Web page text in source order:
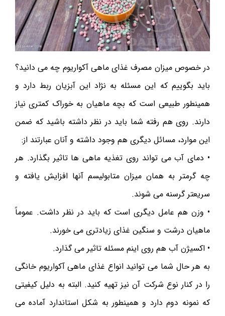
در خصوص میزان مصرف غذای ماهی آکواریوم چه می دانید؟
باید بگوییم که این مسئله به نژاد این آبزیان ربط دارد و
همینطور طبیعی است که بچه ماهیان‌ به خوراک کمتری نیاز
دارند. روی هم رفته شما باید در نظر داشته باشید که ضمن
این موارد، مسائل دیگری هم وجود داشته و آنان عبارتند از:
• دمای آب می تواند روی تغذیه ماهی‌ ها تاثیر بگذارد. هر
چه گرمتر به همان میزان متابولیسم آنها افزایش یافته و
سریعتر گرسنه می شوند.
• وزن هم عامل دیگری است که باید در نظر داشت. عموماً
ماهیان درشت و سنگین غذای زیادتری می خورند.
• اکسیژن آب هم روی اینم مسئله تاثیر می گذارد.
به هر حال شما می توانید انواع غذای ماهی آکواریوم خانگی
را در کنار نوع شرکت آن نیز تهیه کنید. البته به دلیل کیفیتی
که نمونه دوم دارد و همینطور به شکل استاندارد آماده می